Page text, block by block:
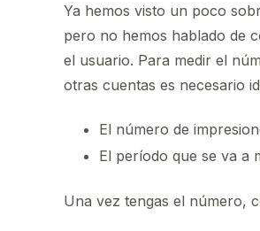
Ya hemos visto un poco
pero no hemos hablado de
el usuario. Para medir el
otras cuentas es necesario
El número de
El período que se va a
Una vez tengas el número,